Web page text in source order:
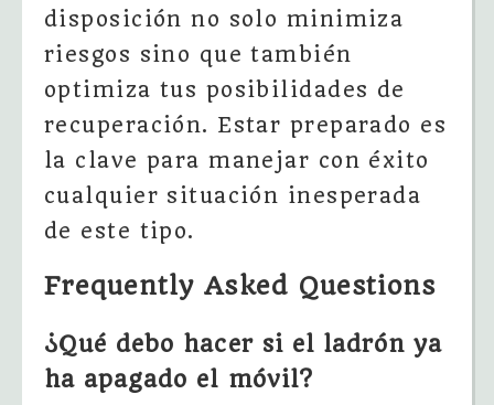
disposición no solo minimiza
riesgos sino que también
optimiza tus posibilidades de
recuperación. Estar preparado es
la clave para manejar con éxito
cualquier situación inesperada
de este tipo.
Frequently Asked Questions
¿Qué debo hacer si el ladrón ya
ha apagado el móvil?